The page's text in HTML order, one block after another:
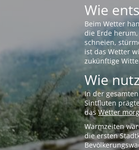
Wie
Beim Wetter
die Erde
schneien,
ist das Wetter
zukünftige
Wie
In der
Sintfluten
dasWetter
Warmzeiten
die ersten